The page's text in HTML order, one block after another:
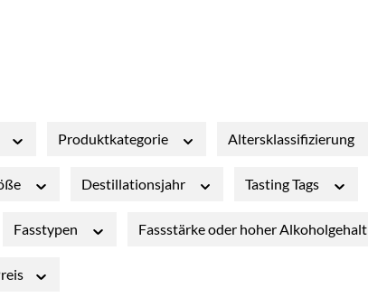
Produktkategorie Altersklassifizierung
Destillationsjahr Tasting Tags
Fasstypen Fassstärke oder hoher Alkoholgehalt